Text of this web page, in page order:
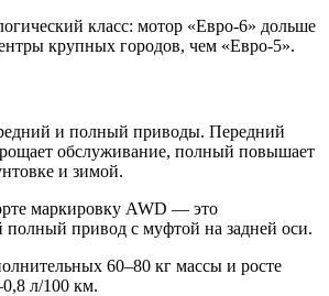
класс: мотор «Евро-6» дольше
крупных городов, чем «Евро-5».
и полный приводы. Передний
обслуживание, полный повышает
и зимой.
маркировку AWD — это
привод с муфтой на задней оси.
60–80 кг массы и росте
л/100 км.